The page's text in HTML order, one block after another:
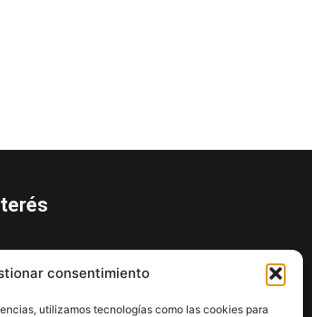
consentimiento
utilizamos tecnologías como las cookies para